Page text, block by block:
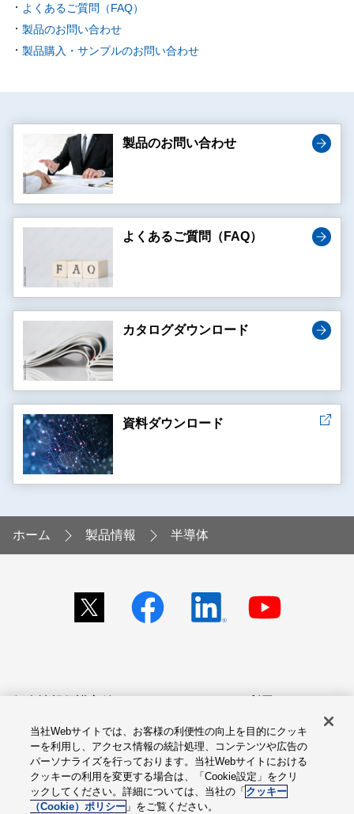
よくあるご質問（FAQ）
製品のお問い合わせ
製品購入・サンプルのお問い合わせ
製品のお問い合わせ
よくあるご質問（FAQ）
カタログダウンロード
資料ダウンロード
ホーム 製品情報 半導体
アクセシビリティへの対応
Cookie設定
総合サイトマップ
当社Webサイトでは、お客様の利便性の向上を目的にクッキ
ーを利用し、アクセス情報の統計処理、コンテンツや広告の
パーソナライズを行っております。当社Webサイトにおける
クッキーの利用を変更する場合は、「Cookie設定」をクリ
ックしてください。詳細については、当社の「 クッキー
（Cookie）ポリシー 」をご覧ください。